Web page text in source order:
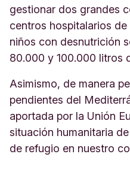
gestionar dos grandes
centros hospitalarios
niños con desnutrición
80.000 y 100.000 litros
Asimismo, de manera
pendientes del
aportada por la Unión
situación humanitaria
de refugio en nuestro